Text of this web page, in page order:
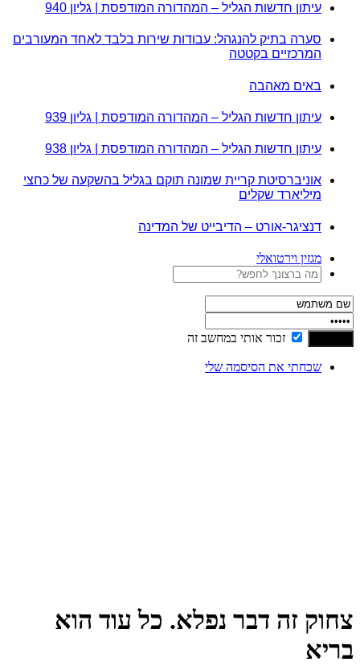
עיתון חדשות הגליל – המהדורה המודפסת | גליון 940
סערה בתיק להנגהל: עבודות שירות בלבד לאחד המעורבים
המרכזיים בקטטה
באים מאהבה
עיתון חדשות הגליל – המהדורה המודפסת | גליון 939
עיתון חדשות הגליל – המהדורה המודפסת | גליון 938
אוניברסיטת קריית שמונה תוקם בגליל בהשקעה של כחצי
מיליארד שקלים
דנציגר-אורט – הדיבייט של המדינה
מגזין וירטואלי
זכור אותי במחשב זה
שכחתי את הסיסמה שלי
צחוק זה דבר נפלא. כל עוד הוא
בריא